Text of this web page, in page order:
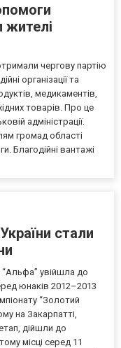
жителі
чергову партію
організації та
медикаментів,
товарів. Про це
адміністрації.
громад області
Благодійні вантажі
стали
увійшла до
юнаків 2012–2013
“Золотий
на Закарпатті,
дійшли до
місці серед 11